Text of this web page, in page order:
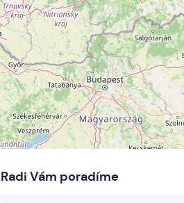
Radi Vám poradíme